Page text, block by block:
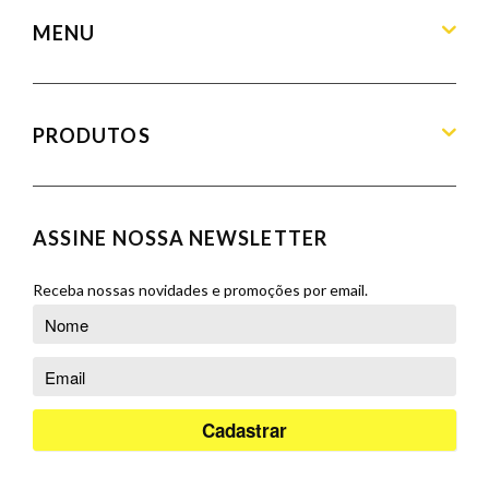
MENU
Home
Blog
Orçamento
PRODUTOS
Aparadores
Cadeiras
Poltronas
Puffs
ASSINE NOSSA NEWSLETTER
Receba nossas novidades e promoções por email.